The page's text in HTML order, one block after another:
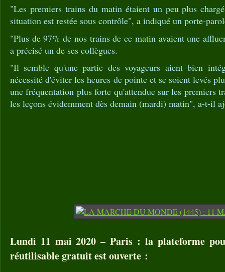
"Les premiers trains du matin étaient un peu plus
situation est restée sous contrôle", a indiqué un porte-
"Plus de 97% de nos trains de ce matin avaient une
a précisé un de ses collègues.
"Il semble qu'une partie des voyageurs aient bien
nécessité d'éviter les heures de pointe et se soient levés
une fréquentation plus forte qu'attendue sur les premiers
les leçons évidemment dès demain (mardi) matin", a-t-il
Lundi 11 mai 2020 – Paris : la plateforme
réutilisable gratuit est ouverte :